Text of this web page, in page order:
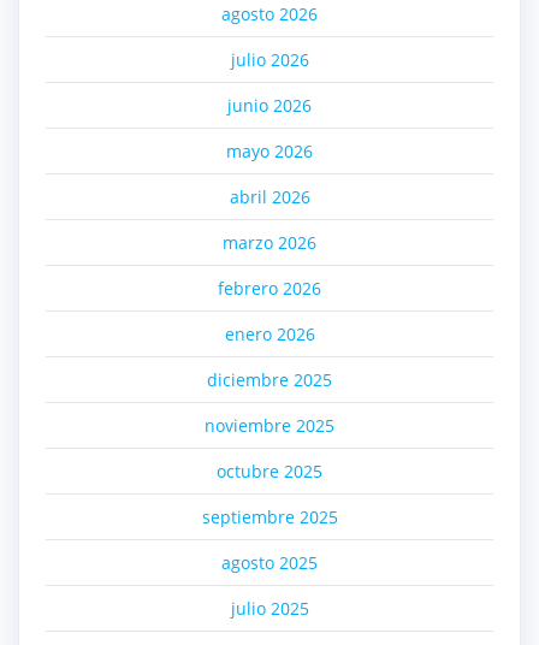
agosto 2026
julio 2026
junio 2026
mayo 2026
abril 2026
marzo 2026
febrero 2026
enero 2026
diciembre 2025
noviembre 2025
octubre 2025
septiembre 2025
agosto 2025
julio 2025